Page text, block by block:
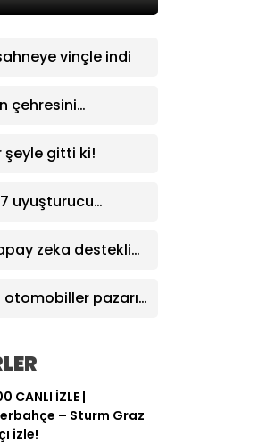
vinçle indi
çehresini
şeyle gitti ki!
uyuşturucu
zeka destekli
pazarın
CANLI İZLE |
– Sturm Graz
izle!